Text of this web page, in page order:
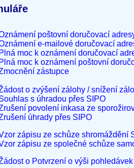
poštovní doručovací
e-mailové doručovací
Plná moc k oznámení doručovací
Plná moc k oznámení poštovní
zástupce
o zvýšení zálohy / snížení
s úhradou přes SIPO
povolení inkasa ze
úhrady přes SIPO
zápisu ze schůze shromáždění
zápisu ze společné schůze
o Potvrzení o výši pohledávek